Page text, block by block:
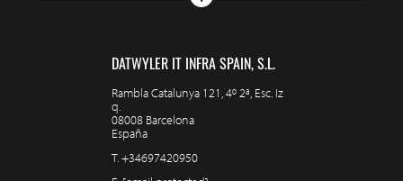
DATWYLER IT INFRA SPAIN, S.L.
Rambla Catalunya 121, 4º 2ª, Esc. Iz
q.
08008 Barcelona
España
T.+34697420950